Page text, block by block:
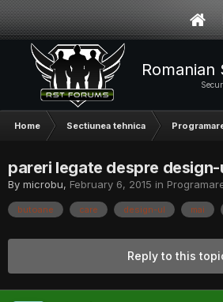
Romanian
Home Sectiunea tehnica
pareri legate despre
By microbu, February 6, 2015 in
butoane care design-ul mai
Reply to this